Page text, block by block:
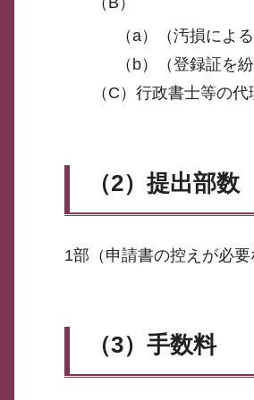
（a）（汚損によ
（b）（登録証を
（C）行政書士等の
（2）提出部数
1部（申請書の控えが必
（3）手数料